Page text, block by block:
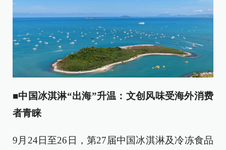
■中国冰淇淋“出海”升温：文创风味受海外消费
者青睐
9月24日至26日，第27届中国冰淇淋及冷冻食品